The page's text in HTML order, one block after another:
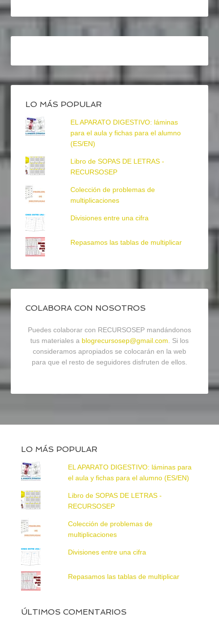
LO MÁS POPULAR
EL APARATO DIGESTIVO: láminas
para el aula y fichas para el alumno
(ES/EN)
Libro de SOPAS DE LETRAS -
RECURSOSEP
Colección de problemas de
multiplicaciones
Divisiones entre una cifra
Repasamos las tablas de multiplicar
COLABORA CON NOSOTROS
Puedes colaborar con RECURSOSEP mandándonos
tus materiales a blogrecursosep@gmail.com. Si los
consideramos apropiados se colocarán en la web
para que el resto de seguidores disfruten de ellos.
LO MÁS POPULAR
EL APARATO DIGESTIVO: láminas para
el aula y fichas para el alumno (ES/EN)
Libro de SOPAS DE LETRAS -
RECURSOSEP
Colección de problemas de
multiplicaciones
Divisiones entre una cifra
Repasamos las tablas de multiplicar
ÚLTIMOS COMENTARIOS